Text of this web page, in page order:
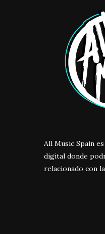
All Music Spain
digital donde
relacionado con